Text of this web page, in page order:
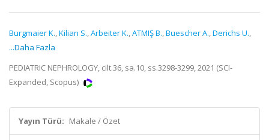
Burgmaier K.,Kilian S.,Arbeiter K.,ATMIŞ B.,Buescher A.,Derichs U.,
...Daha Fazla
PEDIATRIC NEPHROLOGY, cilt.36, sa.10, ss.3298-3299, 2021 (SCI-
Expanded, Scopus)
Yayın Türü: Makale / Özet